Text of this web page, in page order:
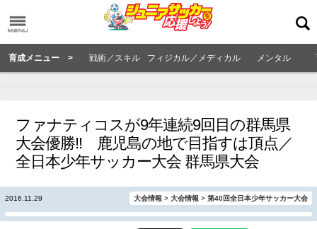
育成メニュー > 戦術／スキル フィジカル／メディカル メンタル
ファナティコスが9年連続9回目の群馬県
大会優勝!! 鹿児島の地で目指すは頂点／
全日本少年サッカー大会 群馬県大会
2016.11.29 大会情報 > 大会情報 > 第40回全日本少年サッカー大会